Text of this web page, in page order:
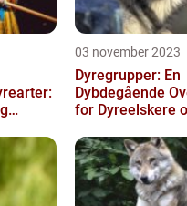
03 november 2023
Dyregrupper: En
Dybdegående
for Dyreelskere